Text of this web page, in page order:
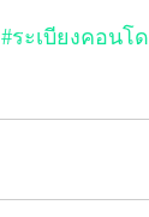
#ระเบียงคอนโด